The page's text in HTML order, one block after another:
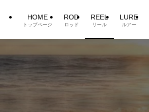
HOME
トップページ
ROD
ロッド
REEL
リール
LURE
ルアー